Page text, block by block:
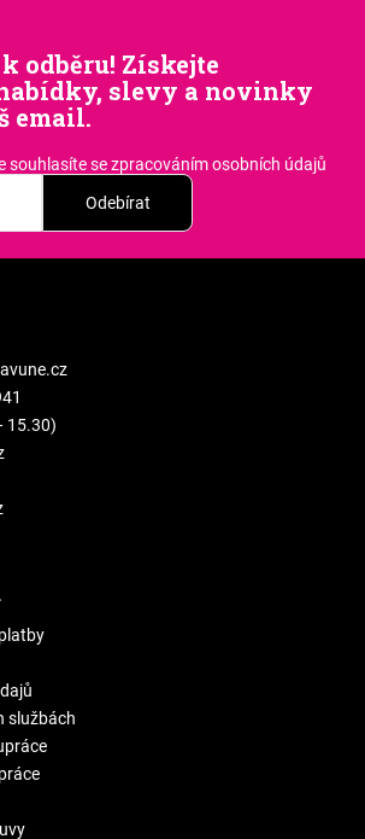
odběru! Získejte
slevy a novinky
email.
souhlasítese zpracováním osobních údajů
Odebírat
15.30)
službách